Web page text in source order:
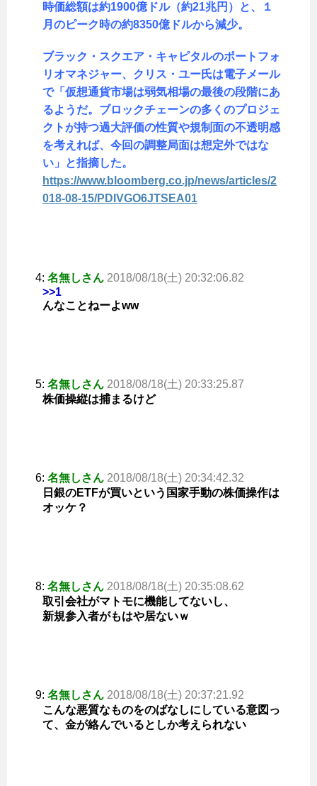
時価総額は約1900億ドル（約21兆円）と、１
月のピーク時の約8350億ドルから減少。
ブラック・スクエア・キャピタルのポートフォ
リオマネジャー、クリス・ユー氏は電子メール
で「仮想通貨市場は弱気相場の最後の段階にあ
るようだ。ブロックチェーンの多くのプロジェ
クトが持つ過大評価の性質や規制面の不透明感
を考えれば、今回の調整局面は想定外ではな
い」と指摘した。
https://www.bloomberg.co.jp/news/articles/2
018-08-15/PDIVGO6JTSEA01
4: 名無しさん 2018/08/18(土) 20:32:06.82
>>1
んなことねーよww
5: 名無しさん 2018/08/18(土) 20:33:25.87
株価操縦は捕まるけど
6: 名無しさん 2018/08/18(土) 20:34:42.32
日銀のETFが買いという国家手動の株価操作は
オッケ？
8: 名無しさん 2018/08/18(土) 20:35:08.62
取引会社がマトモに機能してないし、
新規参入者がもはや居ないｗ
9: 名無しさん 2018/08/18(土) 20:37:21.92
こんな悪質なものをのばなしにしている意図っ
て、金が絡んでいるとしか考えられない